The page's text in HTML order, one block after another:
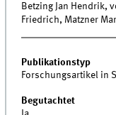
Betzing Jan Hendrik,
Friedrich, Matzner
Publikationstyp
Forschungsartikel in
Begutachtet